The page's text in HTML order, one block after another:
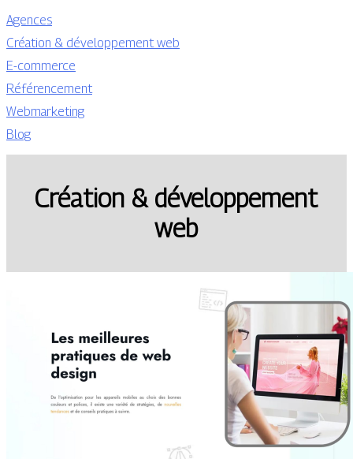
Agences
Création & développement web
E-commerce
Référencement
Webmarketing
Blog
Création & développement
web